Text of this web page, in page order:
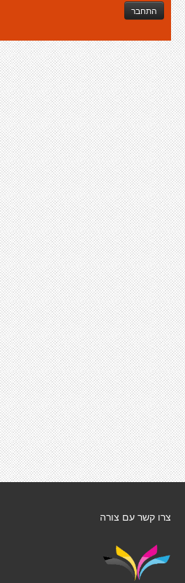
התחבר
צרו קשר עם צורה